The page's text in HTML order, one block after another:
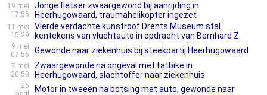
19 mei
17:56
Jonge fietser zwaargewond bij aanrijding in
Heerhugowaard, traumahelikopter ingezet
11 mei
15:29
Vierde verdachte kunstroof Drents Museum stal
kentekens van vluchtauto in opdracht van Bernhard Z.
9 mei
07:56
Gewonde naar ziekenhuis bij steekpartij Heerhugowaard
7 mei
20:58
Zwaargewonde na ongeval met fatbike in
Heerhugowaard, slachtoffer naar ziekenhuis
26
Motor in tweeën na botsing met auto, gewonde naar